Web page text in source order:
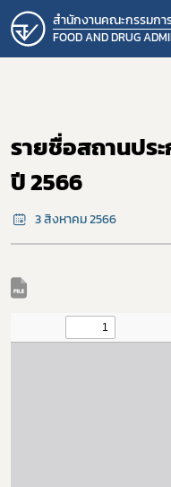
สำนักงานคณะกรรมกา
FOOD AND DRUG
รายชื่อสถานปร
ปี 2566
3 สิงหาคม 2566